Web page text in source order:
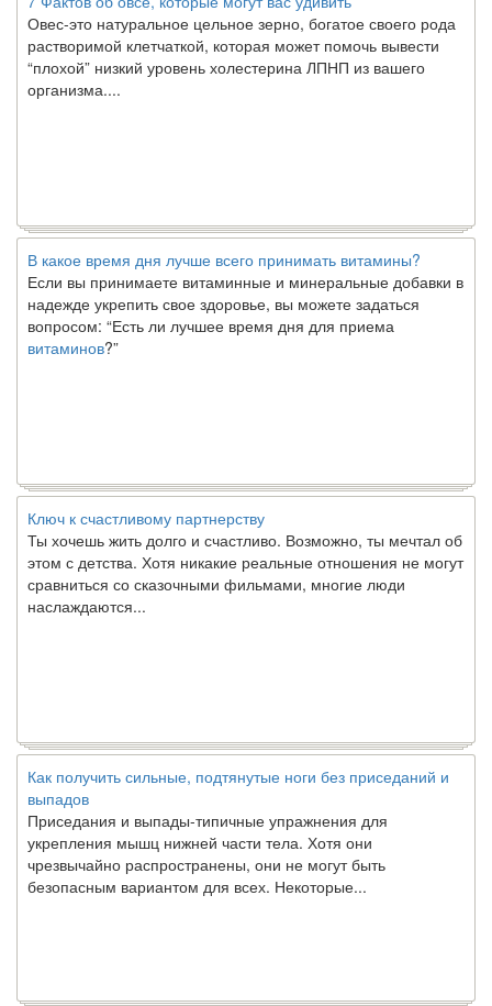
Овес-это натуральное цельное зерно, богатое своего рода
растворимой клетчаткой, которая может помочь вывести
“плохой” низкий уровень холестерина ЛПНП из вашего
организма....
В какое время дня лучше всего принимать витамины?
Если вы принимаете витаминные и минеральные добавки в
надежде укрепить свое здоровье, вы можете задаться
вопросом: “Есть ли лучшее время дня для приема
витаминов ?”
Ключ к счастливому партнерству
Ты хочешь жить долго и счастливо. Возможно, ты мечтал об
этом с детства. Хотя никакие реальные отношения не могут
сравниться со сказочными фильмами, многие люди
наслаждаются...
Как получить сильные, подтянутые ноги без приседаний и
выпадов
Приседания и выпады-типичные упражнения для
укрепления мышц нижней части тела. Хотя они
чрезвычайно распространены, они не могут быть
безопасным вариантом для всех. Некоторые...